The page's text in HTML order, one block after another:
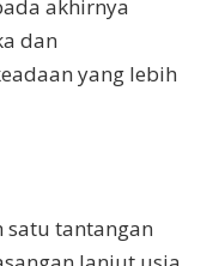
akhirnya
dan
yang lebih
satu tantangan